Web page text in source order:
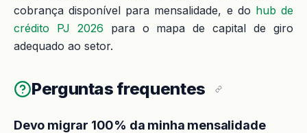
cobrança disponível para mensalidade, e do hub de
crédito PJ 2026 para o mapa de capital de giro
adequado ao setor.
Perguntas frequentes
Devo migrar 100% da minha mensalidade